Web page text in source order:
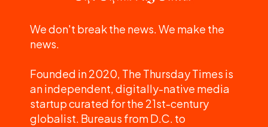
We don't break the news. We make the
news.
Founded in 2020, The Thursday Times is
an independent, digitally-native media
startup curated for the 21st-century
globalist. Bureaus from D.C. to